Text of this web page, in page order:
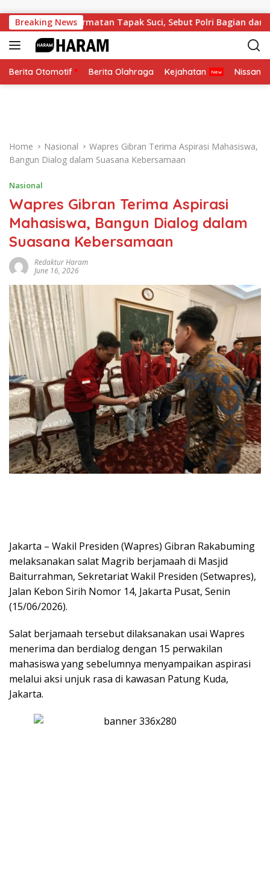
Breaking News
Kehormatan Tapak Suci, Sebut Polri Bagian dari
Berita Otomotif Berita Olahraga Kejahatan Nissan
Home Nasional
Wapres Gibran Terima Aspirasi Mahasiswa,
Bangun Dialog dalam Suasana Kebersamaan
Nasional
Wapres Gibran Terima Aspirasi
Mahasiswa, Bangun Dialog dalam
Suasana Kebersamaan
Redaktur Haram
June 16, 2026
Jakarta – Wakil Presiden (Wapres) Gibran Rakabuming
melaksanakan salat Magrib berjamaah di Masjid
Baiturrahman, Sekretariat Wakil Presiden (Setwapres),
Jalan Kebon Sirih Nomor 14, Jakarta Pusat, Senin
(15/06/2026).
Salat berjamaah tersebut dilaksanakan usai Wapres
menerima dan berdialog dengan 15 perwakilan
mahasiswa yang sebelumnya menyampaikan aspirasi
melalui aksi unjuk rasa di kawasan Patung Kuda,
Jakarta.